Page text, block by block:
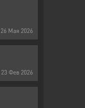
26 Мая 2026
23 Фев 2026